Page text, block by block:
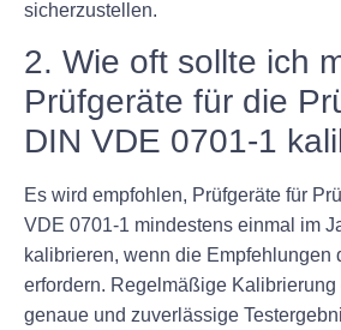
sicherzustellen.
2. Wie oft sollte ich
Prüfgeräte für die
DIN VDE 0701-1
Es wird empfohlen, Prüfgeräte für
VDE 0701-1 mindestens einmal im
kalibrieren, wenn die Empfehlungen
erfordern. Regelmäßige
genaue und zuverlässige